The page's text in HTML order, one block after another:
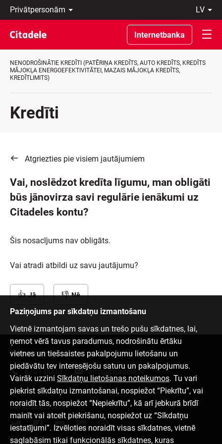
Privātpersonām
Uzņēmumiem
Private
Banking
Par
banku
C
REWARDS
lv
Latviski
По-
русски
In
English
Internetbanka
NENODROŠINĀTIE KREDĪTI (PATĒRIŅA KREDĪTS, AUTO KREDĪTS, KREDĪTS
MĀJOKĻA ENERGOEFEKTIVITĀTEI, MAZAIS MĀJOKĻA KREDĪTS,
KREDĪTLIMITS)
Kredīti
Atgriezties pie visiem jautājumiem
Vai, noslēdzot kredīta līgumu, man obligāti
būs jānovirza savi regulārie ienākumi uz
Citadeles kontu?
Šis nosacījums nav obligāts.
Vai atradi atbildi uz savu jautājumu?
Jā Nē
Paziņojums par sīkdatņu izmantošanu
Vietnē izmantojam savas un trešo pušu sīkdatnes, lai,
ņemot vērā tavus paradumus, nodrošinātu ērtāku
vietnes un tiešsaistes pakalpojumu lietošanu un
piedāvātu tev interesējošu saturu un pakalpojumus.
Vairāk uzzini Sīkdatņu lietošanas noteikumos. Tu vari
piekrist sīkdatņu izmantošanai, nospiežot “Piekrītu”, vai
noraidīt tās, nospiežot “Nepiekrītu”, kā arī jebkurā brīdī
mainīt vai atcelt piekrišanu, nospiežot uz “Sīkdatņu
iestatījumi”. Izvēloties noraidīt visas sīkdatnes, vietnē
saglabāsim tikai funkcionālās sīkdatnes, kuras
Sazinies ar mums
6701 0000 info@citadele.lv
Mēs sociālajos tīklos